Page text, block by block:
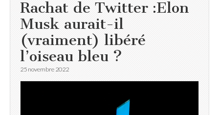
Rachat de Twitter :Elon
Musk aurait-il
(vraiment) libéré
l’oiseau bleu ?
25 novembre 2022